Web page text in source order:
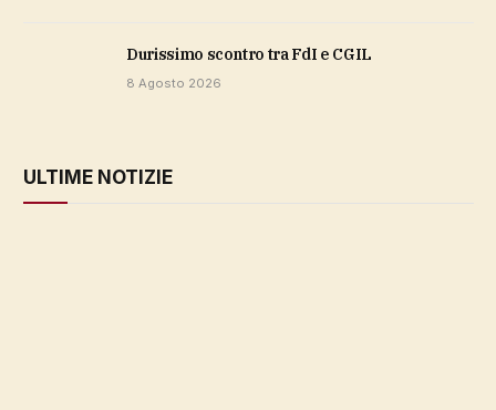
durissimo scontro tra FdI e CGIL
8 Agosto 2026
ULTIME NOTIZIE